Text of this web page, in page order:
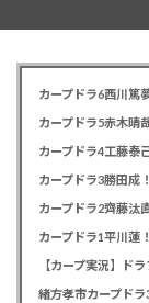
カープドラ4工藤泰
カープドラ2齊藤汰
【カープ実況】ド